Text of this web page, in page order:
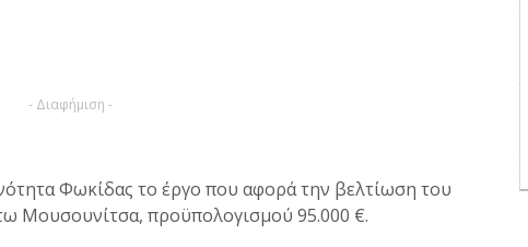
- Διαφήμιση -
Φωκίδας το έργο που αφορά την βελτίωση του
Μουσουνίτσα, προϋπολογισμού 95.000 €.